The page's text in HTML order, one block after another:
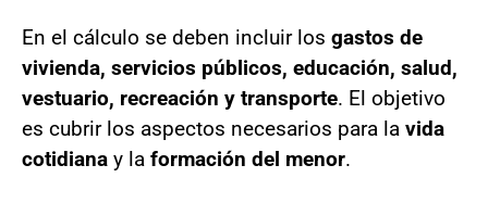
En el cálculo se deben incluir los gastos de
vivienda, servicios públicos, educación, salud,
vestuario, recreación y transporte. El objetivo
es cubrir los aspectos necesarios para la vida
cotidiana y la formación del menor.